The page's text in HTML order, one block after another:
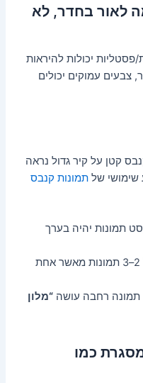
לאור בחדר, לא
יכולות להיראות
צבעים עמוקים יכולים
קטן על קיר גדול נראה
שימושי שלתמונות קנבס
תמונות יהיה בערך
עדיף סדרה של 2–3 תמונות מאשר אחת
תמונה רחבה עושה“מלון
כמו